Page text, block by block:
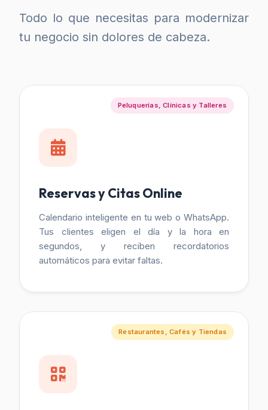
Todo lo que necesitas para modernizar
tu negocio sin dolores de cabeza.
Peluquerías, Clínicas y Talleres
Reservas y Citas Online
Calendario inteligente en tu web o WhatsApp.
Tus clientes eligen el día y la hora en
segundos, y reciben recordatorios
automáticos para evitar faltas.
Restaurantes, Cafés y Tiendas